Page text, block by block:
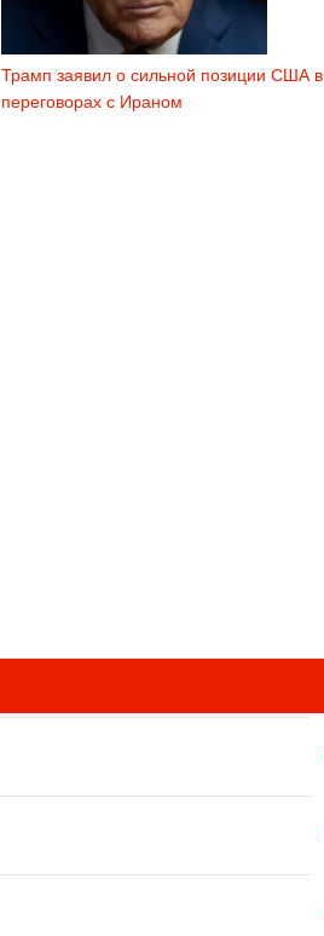
Трамп заявил о сильной позиции США в
переговорах с Ираном